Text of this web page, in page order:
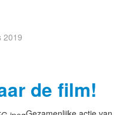
2019
de film!